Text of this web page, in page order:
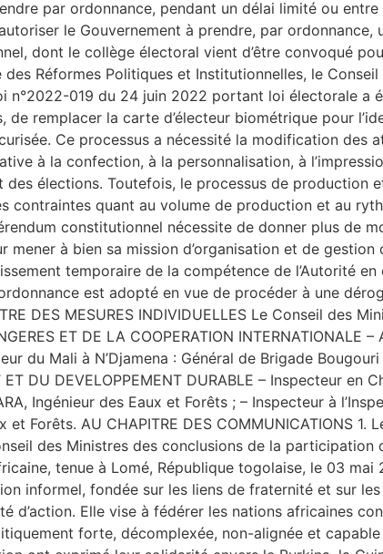
par ordonnance, pendant un délai limité ou
le Gouvernement à prendre, par
dont le collège électoral vient d’être convoqué
Réformes Politiques et Institutionnelles, le
019 du 24 juin 2022 portant loi électorale a
remplacer la carte d’électeur biométrique pour
Ce processus a nécessité la modification des
à la confection, à la personnalisation, à
des élections. Toutefois, le processus de production
contraintes quant au volume de production et au
constitutionnel nécessite de donner plus de
mener à bien sa mission d’organisation et de
temporaire de la compétence de l’Autorité
est adopté en vue de procéder à une
DES MESURES INDIVIDUELLES Le Conseil des
ET DE LA COOPERATION
du Mali à N’Djamena : Général de Brigade
ET DU DEVELOPPEMENT DURABLE – Inspecteur
Ingénieur des Eaux et Forêts ; – Inspecteur à
et Forêts. AU CHAPITRE DES COMMUNICATIONS
des Ministres des conclusions de la
tenue à Lomé, République togolaise, le 03 mai
informel, fondée sur les liens de fraternité et sur les
d’action. Elle vise à fédérer les nations africaines
forte, décomplexée, non-alignée et